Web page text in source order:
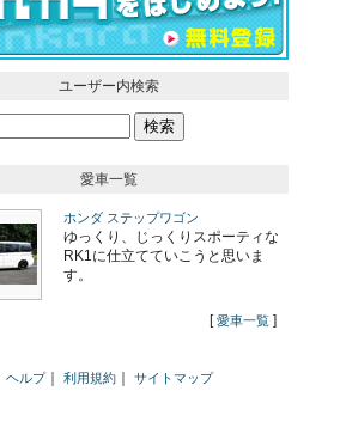
ユーザー内検索
愛車一覧
ホンダ ステップワゴン
ゆっくり、じっくりスポーティな
RK1に仕立てていこうと思いま
す。
[愛車一覧 ]
ヘルプ｜ 利用規約｜ サイトマップ